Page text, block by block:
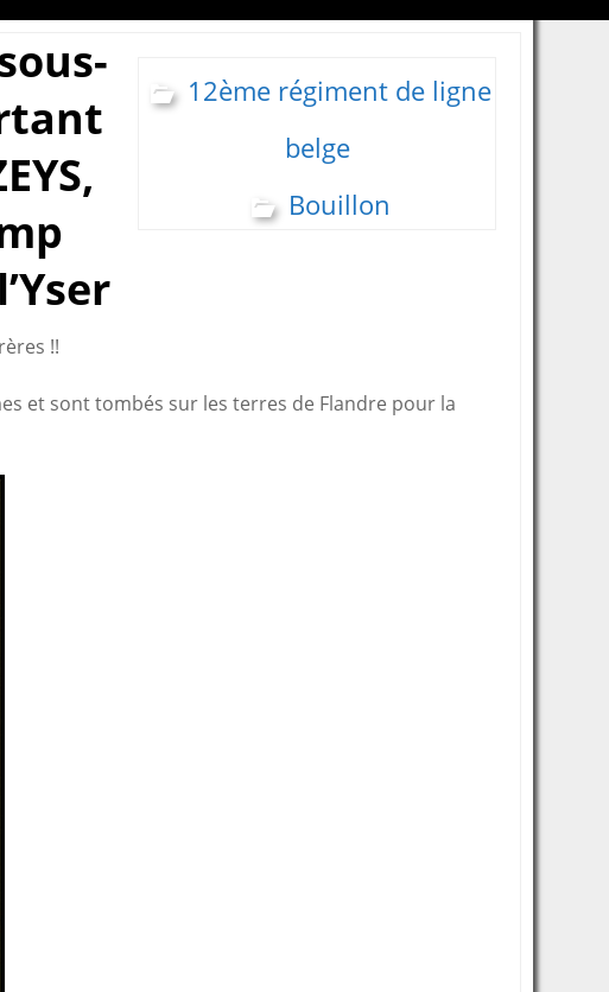
12ème régiment de ligne
belge
Bouillon
!!
et sont tombés sur les terres de Flandre pour la